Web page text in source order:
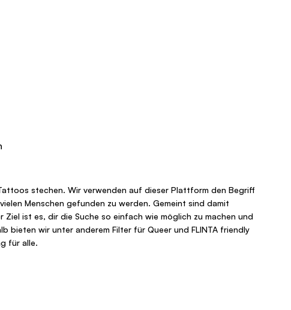
stechen. Wir verwenden auf dieser Plattform den Begriff
Menschen gefunden zu werden. Gemeint sind damit
ist es, dir die Suche so einfach wie möglich zu machen und
wir unter anderem Filter für Queer und FLINTA friendly
für alle.